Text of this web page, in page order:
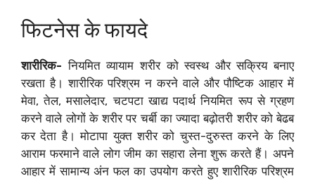
फिटनेस के फायदे
शारीरिक- नियमित व्यायाम शरीर को स्वस्थ और सक्रिय बनाए
रखता है। शारीरिक परिश्रम न करने वाले और पौष्टिक आहार में
मेवा, तेल, मसालेदार, चटपटा खाद्य पदार्थ नियमित रूप से ग्रहण
करने वाले लोगों के शरीर पर चर्बी का ज्यादा बढ़ोतरी शरीर को बेढब
कर देता है। मोटापा युक्त शरीर को चुस्त-दुरुस्त करने के लिए
आराम फरमाने वाले लोग जीम का सहारा लेना शुरू करते हैं। अपने
आहार में सामान्य अंन फल का उपयोग करते हुए शारीरिक परिश्रम